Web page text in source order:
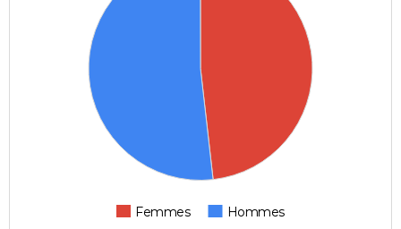
Femmes Hommes